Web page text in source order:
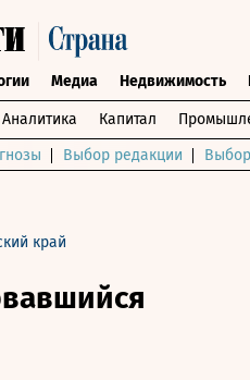
Медиа Недвижимость
Аналитика Капитал
Выбор редакции
край